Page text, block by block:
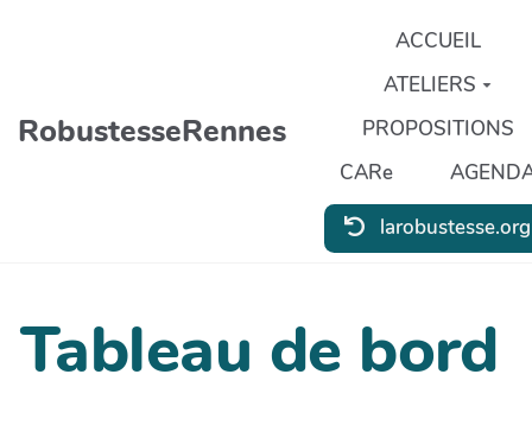
RobustesseRennes
ACCUEIL
ATELIERS
PROPOSITIONS
CARe
larobustesse.org
Tableau de bord